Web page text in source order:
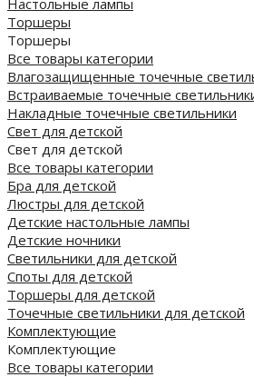
Торшеры
Торшеры
Все товары категории
Влагозащищенные точечные
Встраиваемые точечные
Накладные точечные светильники
Свет для детской
Свет для детской
Все товары категории
Бра для детской
Люстры для детской
Детские настольные лампы
Детские ночники
Светильники для детской
Споты для детской
Торшеры для детской
Точечные светильники для детской
Комплектующие
Комплектующие
Все товары категории